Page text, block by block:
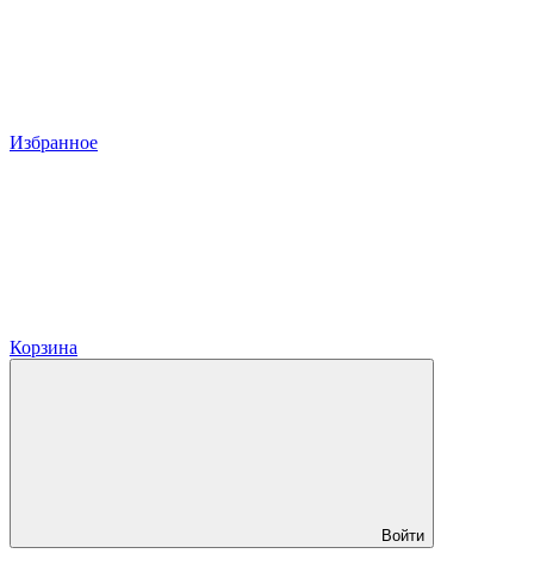
Избранное
Корзина
Войти